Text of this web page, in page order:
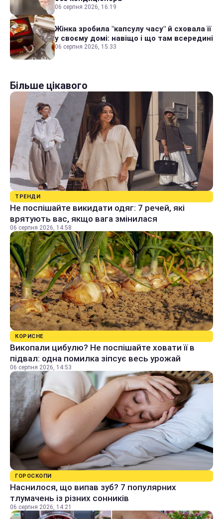
06 серпня 2026, 16:19
Жінка зробила "капсулу часу" й сховала її
у своєму домі: навіщо і що там всередині
06 серпня 2026, 15:33
Більше цікавого
ТРЕНДИ
Не поспішайте викидати одяг: 7 речей, які
врятують вас, якщо вага змінилася
06 серпня 2026, 14:58
КОРИСНЕ
Викопали цибулю? Не поспішайте ховати її в
підвал: одна помилка зіпсує весь урожай
06 серпня 2026, 14:53
ГОРОСКОПИ
Наснилося, що випав зуб? 7 популярних
тлумачень із різних сонників
06 серпня 2026, 14:21